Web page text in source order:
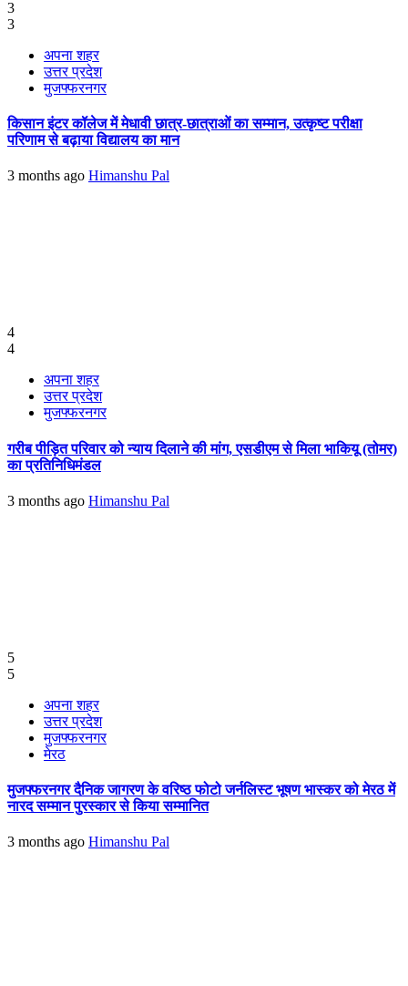
3
3
अपना शहर
उत्तर प्रदेश
मुजफ्फरनगर
किसान इंटर कॉलेज में मेधावी छात्र-छात्राओं का सम्मान, उत्कृष्ट परीक्षा
परिणाम से बढ़ाया विद्यालय का मान
3 months ago Himanshu Pal
4
4
अपना शहर
उत्तर प्रदेश
मुजफ्फरनगर
गरीब पीड़ित परिवार को न्याय दिलाने की मांग, एसडीएम से मिला भाकियू (तोमर)
का प्रतिनिधिमंडल
3 months ago Himanshu Pal
5
5
अपना शहर
उत्तर प्रदेश
मुजफ्फरनगर
मेरठ
मुजफ्फरनगर दैनिक जागरण के वरिष्ठ फोटो जर्नलिस्ट भूषण भास्कर को मेरठ में
नारद सम्मान पुरस्कार से किया सम्मानित
3 months ago Himanshu Pal